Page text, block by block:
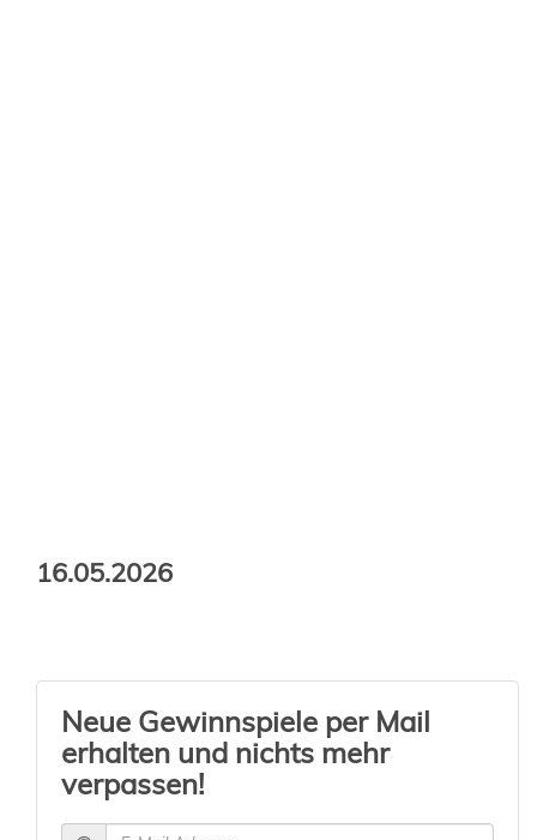
16.05.2026
Neue Gewinnspiele per Mail
erhalten und nichts mehr
verpassen!